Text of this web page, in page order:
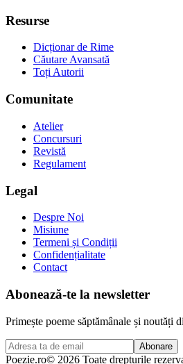
Resurse
Dicționar de Rime
Căutare Avansată
Toți Autorii
Comunitate
Atelier
Concursuri
Revistă
Regulament
Legal
Despre Noi
Misiune
Termeni și Condiții
Confidențialitate
Contact
Abonează-te la newsletter
Primește poeme săptămânale și noutăți
Abonare
Poezie.ro© 2026 Toate drepturile